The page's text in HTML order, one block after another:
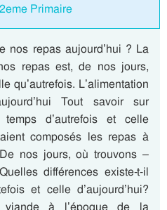
Primaire
nos repas aujourd’hui ? La
repas est, de nos jours,
qu’autrefois. L’alimentation
Tout savoir sur
d’autrefois et celle
composés les repas à
nos jours, où trouvons –
différences existe-t-il
et celle d’aujourd’hui?
viande à l’époque de la